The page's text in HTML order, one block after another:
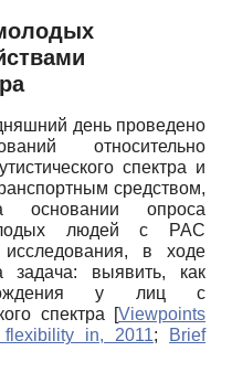
день проведено
относительно
спектра и
средством,
основании опроса
людей с РАС
в ходе
задача: выявить, как
у лиц с
спектра
[Viewpoints
flexibility in, 2011;
Brief